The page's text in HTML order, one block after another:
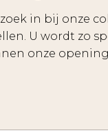
in bij onze
U wordt zo
onze